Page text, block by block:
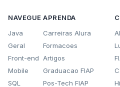
NAVEGUE
Java
Geral
Front-end
Mobile
SQL
APRENDA
Carreiras Alura
Formacoes
Artigos
Graduacao FIAP
Pos-Tech FIAP